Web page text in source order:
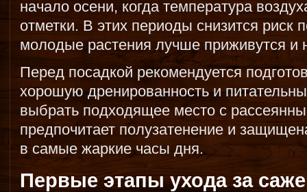
начало осени, когда температура
отметки. В этих периоды снизится риск
молодые растения лучше приживутся и
Перед посадкой рекомендуется
хорошую дренированность и
выбрать подходящее место с
предпочитает полузатенение и
в самые жаркие часы дня.
Первые этапы ухода за